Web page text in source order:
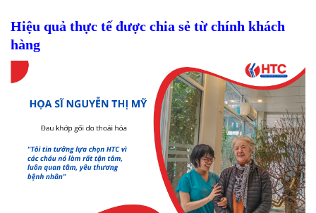
Hiệu quả thực tế được chia sẻ từ chính khách
hàng